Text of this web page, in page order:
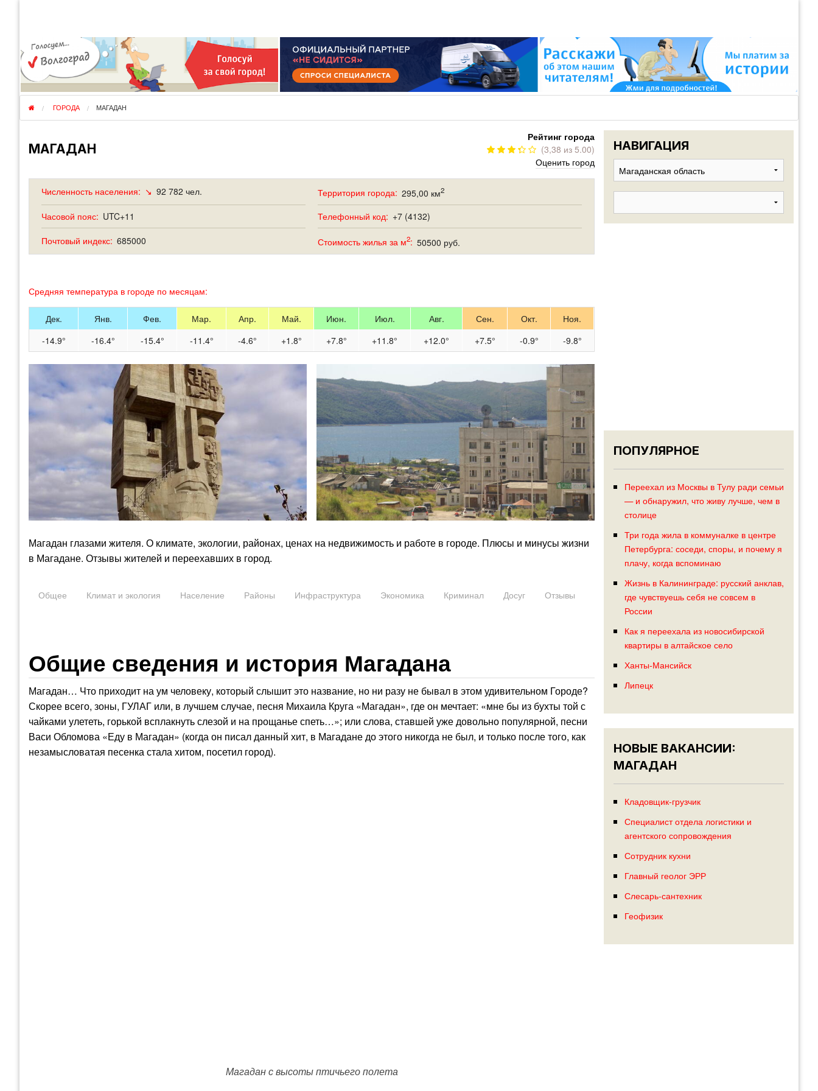
ГОРОДА
РЕГИОНЫ
ПЕРЕЕЗДЫ
ЭМИГРАЦИЯ ЮЖНЫЙ
ПОИСК РАБОТЫ
РАЗМЕСТИТЬ ВАКАНСИЮ
Войти
ГОРОДА МАГАДАН
МАГАДАН
Рейтинг города
(3,38 из 5.00)
Оценить город
Численность населения: ↘ 92 782 чел. Территория города: 295,00 км2
Часовой пояс: UTC+11 Телефонный код: +7 (4132)
Почтовый индекс: 685000 Стоимость жилья за м2: 50500 руб.
Средняя температура в городе по месяцам:
Дек. Янв. Фев. Мар. Апр. Май. Июн. Июл. Авг. Сен. Окт.
Ноя.
-14.9°
-16.4° -15.4° -11.4° -4.6° +1.8° +7.8° +11.8° +12.0° +7.5° -0.9° -9.8°
Магадан глазами жителя. О климате, экологии, районах, ценах на недвижимость и работе в городе. Плюсы и минусы жизни
в Магадане. Отзывы жителей и переехавших в город.
Общее Климат и экология Население Районы Инфраструктура Экономика Криминал Досуг Отзывы
Общие сведения и история Магадана
Магадан… Что приходит на ум человеку, который слышит это название, но ни разу не бывал в этом удивительном Городе?
Скорее всего, зоны, ГУЛАГ или, в лучшем случае, песня Михаила Круга «Магадан», где он мечтает: «мне бы из бухты той с
чайками улететь, горькой всплакнуть слезой и на прощанье спеть…»; или слова, ставшей уже довольно популярной, песни
Васи Обломова «Еду в Магадан» (когда он писал данный хит, в Магадане до этого никогда не был, и только после того, как
незамысловатая песенка стала хитом, посетил город).
Магадан с высоты птичьего полета
НАВИГАЦИЯ
ПОПУЛЯРНОЕ
Переехал из Москвы в Тулу ради семьи
— и обнаружил, что живу лучше, чем в
столице
Три года жила в коммуналке в центре
Петербурга: соседи, споры, и почему я
плачу, когда вспоминаю
Жизнь в Калининграде: русский анклав,
где чувствуешь себя не совсем в
России
Как я переехала из новосибирской
квартиры в алтайское село
Ханты-Мансийск
Липецк
НОВЫЕ ВАКАНСИИ:
МАГАДАН
Кладовщик-грузчик
Специалист отдела логистики и
агентского сопровождения
Сотрудник кухни
Главный геолог ЭРР
Слесарь-сантехник
Геофизик